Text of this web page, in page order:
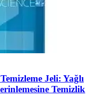
Jeli: Yağlı
Temizlik